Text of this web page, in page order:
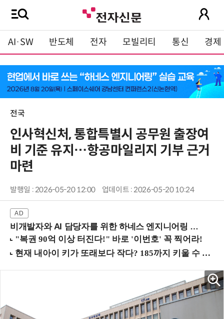
AI·SW 반도체 전자 모빌리티 통신 경제
전국
인사혁신처, 통합특별시 공무원 출장여
비 기준 유지…항공마일리지 기부 근거
마련
발행일 : 2026-05-20 12:00 업데이트 : 2026-05-20 10:24
비개발자와 AI 담당자를 위한 하네스 엔지니어링 입문과정 (8/20 신논현역)